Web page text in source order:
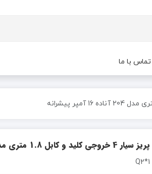
تماس با ما
پریز سیار 4 خروجی کلید و کابل 1.8 متری مدل 204 آناده 16 آمپر پیشرانه
1*Q2